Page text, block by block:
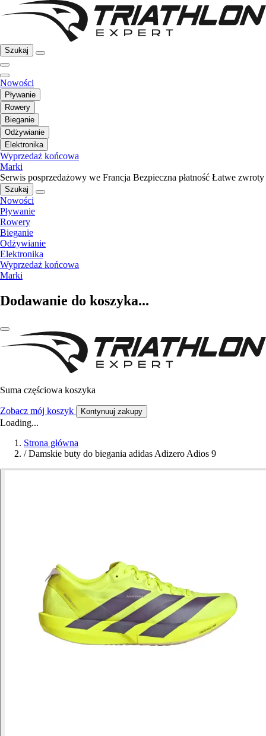
Szukaj
Nowości
Pływanie
Rowery
Bieganie
Odżywianie
Elektronika
Wyprzedaż końcowa
Marki
Serwis posprzedażowy we Francja Bezpieczna płatność Łatwe zwroty
Szukaj
Nowości
Pływanie
Rowery
Bieganie
Odżywianie
Elektronika
Wyprzedaż końcowa
Marki
Dodawanie do koszyka...
Suma częściowa koszyka
Zobacz mój koszyk Kontynuuj zakupy
Loading...
Strona główna
/ Damskie buty do biegania adidas Adizero Adios 9